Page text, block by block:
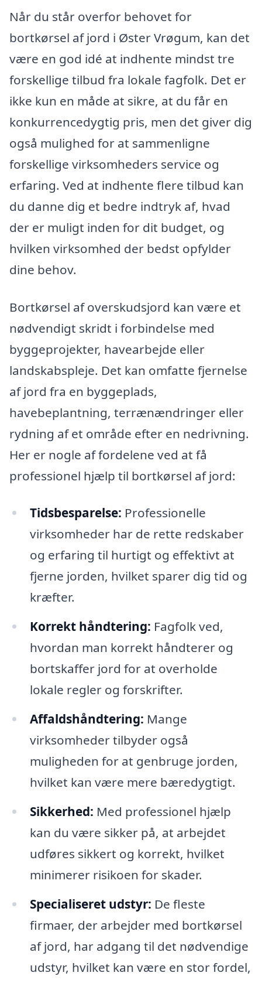
Når du står overfor behovet for
bortkørsel af jord i Øster Vrøgum, kan det
være en god idé at indhente mindst tre
forskellige tilbud fra lokale fagfolk. Det er
ikke kun en måde at sikre, at du får en
konkurrencedygtig pris, men det giver dig
også mulighed for at sammenligne
forskellige virksomheders service og
erfaring. Ved at indhente flere tilbud kan
du danne dig et bedre indtryk af, hvad
der er muligt inden for dit budget, og
hvilken virksomhed der bedst opfylder
dine behov.
Bortkørsel af overskudsjord kan være et
nødvendigt skridt i forbindelse med
byggeprojekter, havearbejde eller
landskabspleje. Det kan omfatte fjernelse
af jord fra en byggeplads,
havebeplantning, terrænændringer eller
rydning af et område efter en nedrivning.
Her er nogle af fordelene ved at få
professionel hjælp til bortkørsel af jord:
Tidsbesparelse: Professionelle
virksomheder har de rette redskaber
og erfaring til hurtigt og effektivt at
fjerne jorden, hvilket sparer dig tid og
kræfter.
Korrekt håndtering: Fagfolk ved,
hvordan man korrekt håndterer og
bortskaffer jord for at overholde
lokale regler og forskrifter.
Affaldshåndtering: Mange
virksomheder tilbyder også
muligheden for at genbruge jorden,
hvilket kan være mere bæredygtigt.
Sikkerhed: Med professionel hjælp
kan du være sikker på, at arbejdet
udføres sikkert og korrekt, hvilket
minimerer risikoen for skader.
Specialiseret udstyr: De fleste
firmaer, der arbejder med bortkørsel
af jord, har adgang til det nødvendige
udstyr, hvilket kan være en stor fordel,